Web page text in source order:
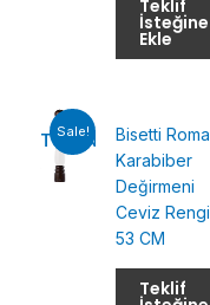
Teklif
İsteğine
Ekle
Sale!
TÜKENMIŞBisetti Roma
Karabiber
Değirmeni
Ceviz Rengi
53 CM
Teklif